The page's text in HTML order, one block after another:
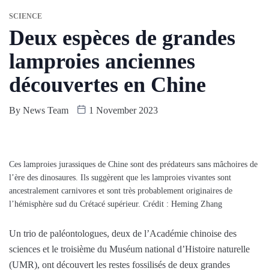
SCIENCE
Deux espèces de grandes
lamproies anciennes
découvertes en Chine
By News Team 1 November 2023
Ces lamproies jurassiques de Chine sont des prédateurs sans mâchoires de
l’ère des dinosaures. Ils suggèrent que les lamproies vivantes sont
ancestralement carnivores et sont très probablement originaires de
l’hémisphère sud du Crétacé supérieur. Crédit : Heming Zhang
Un trio de paléontologues, deux de l’Académie chinoise des
sciences et le troisième du Muséum national d’Histoire naturelle
(UMR), ont découvert les restes fossilisés de deux grandes